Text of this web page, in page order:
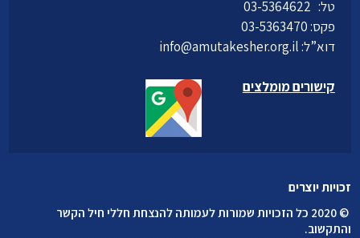
זכויות יוצרים
©
2020 כל הזכויות שמורות לעמותה להנצחת חללי חיל הקשר
והתקשוב.
טל:
פקס: 03-5363470
דוא”ל:info@amutakesher.org.il
קישורים מומלצים